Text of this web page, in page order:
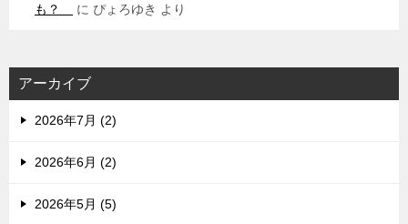
も？
に ぴょろゆき より
アーカイブ
2026年7月 (2)
2026年6月 (2)
2026年5月 (5)